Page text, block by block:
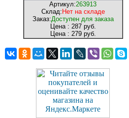
Артикул:263913
Склад: Нет на складе
Заказ:Доступен для заказа
Цена : 287 руб.
Цена : 279 руб.